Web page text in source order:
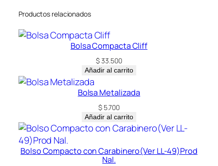
o
n
a
r
(
s
Productos relacionados
Bolsa Compacta Cliff
$33.500
Añadir al carrito
Bolsa Metalizada
$5.700
Añadir al carrito
Bolso Compacto con Carabinero(Ver LL-49)Prod
Nal.